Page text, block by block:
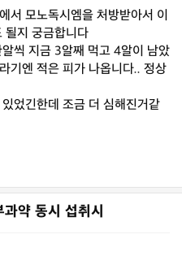
서 모노독시엠을 처방받아서 이
될지 궁금합니다
씩 지금 3알째 먹고 4알이 남았
기엔 적은 피가 나옵니다.. 정상
었긴한데 조금 더 심해진거같
약 동시 섭취시